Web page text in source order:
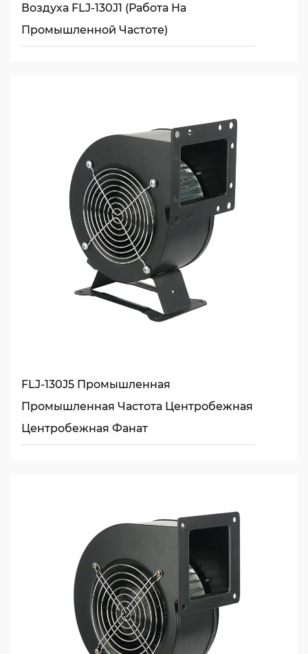
Воздуха FLJ-130J1 (работа На
Промышленной Частоте)
FLJ-130J5 Промышленная
Промышленная Частота Центробежная
Центробежная Фанат